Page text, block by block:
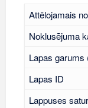
Attēlojamais
Noklusējuma
Lapas garums
Lapas ID
Lappuses